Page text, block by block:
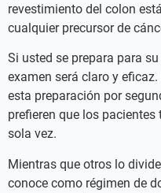
revestimiento del colon
cualquier precursor de
Si usted se prepara para
examen será claro y
esta preparación por
prefieren que los
sola vez.
Mientras que otros lo
conoce como régimen de